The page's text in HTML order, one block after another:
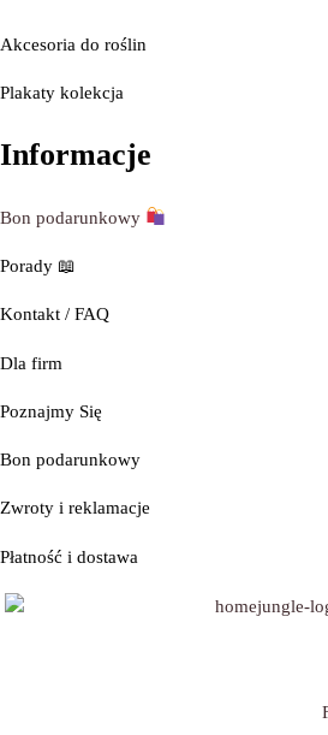
Akcesoria do roślin
Plakaty kolekcja
Informacje
Bon podarunkowy
Porady 📖
Kontakt / FAQ
Dla firm
Poznajmy Się
Bon podarunkowy
Zwroty i reklamacje
Płatność i dostawa